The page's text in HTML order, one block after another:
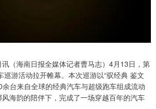
（海南日报全媒体记者曹马志）4月13日，第
巡游活动拉开帷幕。本次巡游以“驭经典 鉴文
台来自全球的经典汽车与超级跑车组成流动
风海韵的陪伴下，完成了一场穿越百年的汽车